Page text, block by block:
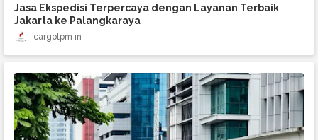
Jasa Ekspedisi Terpercaya dengan Layanan Terbaik
Jakarta ke Palangkaraya
cargotpm